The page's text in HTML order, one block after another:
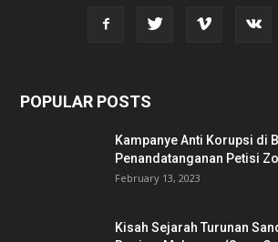
POPULAR POSTS
Kampanye Anti Korupsi di
Penandatanganan Petisi
February 13, 2023
Kisah Sejarah Turunan